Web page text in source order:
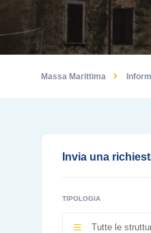
Massa Marittima
Invia una
TIPOLOGIA
Tutte le